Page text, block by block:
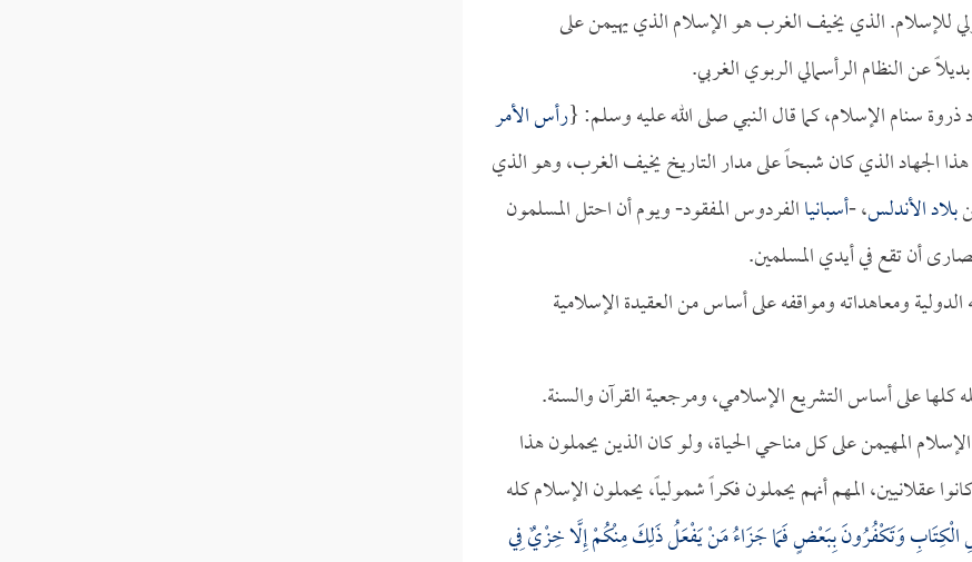
للإسلام. الذي يخيف الغرب هو الإسلام الذي يهيمن على
عن النظام الرأسمالي الربوي الغربي.
سنام الإسلام، كما قال النبي صلى الله عليه وسلم: {رأس الأمر
الجهاد الذي كان شبحاً على مدار التاريخ يخيف الغرب، وهو الذي
بلاد الأندلس، -أسبانياالفردوس المفقود- ويوم أن احتل المسلمون
أن تقع في أيدي المسلمين.
ومعاهداته ومواقفه على أساس من العقيدة الإسلامية
على أساس التشريع الإسلامي، ومرجعية القرآن والسنة.
المهيمن على كل مناحي الحياة، ولو كان الذين يحملون هذا
عقلانيين، المهم أنهم يحملون فكراً شمولياً، يحملون الإسلام كله
الْكِتَابِ وَتَكْفُرُونَ بِبَعْضٍ فَمَا جَزَاءُ مَنْ يَفْعَلُ ذَلِكَ مِنْكُمْ إِلَّا خِزْيٌ فِي